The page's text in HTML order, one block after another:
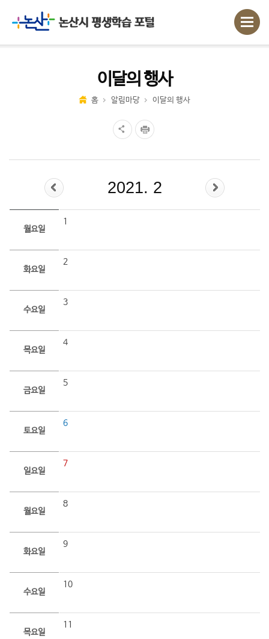
이달의 행사
홈 알림마당 이달의 행사
2021. 2
월요일
1
화요일
2
수요일
3
목요일
4
금요일
5
토요일
6
일요일
7
월요일
8
화요일
9
수요일
10
목요일
11